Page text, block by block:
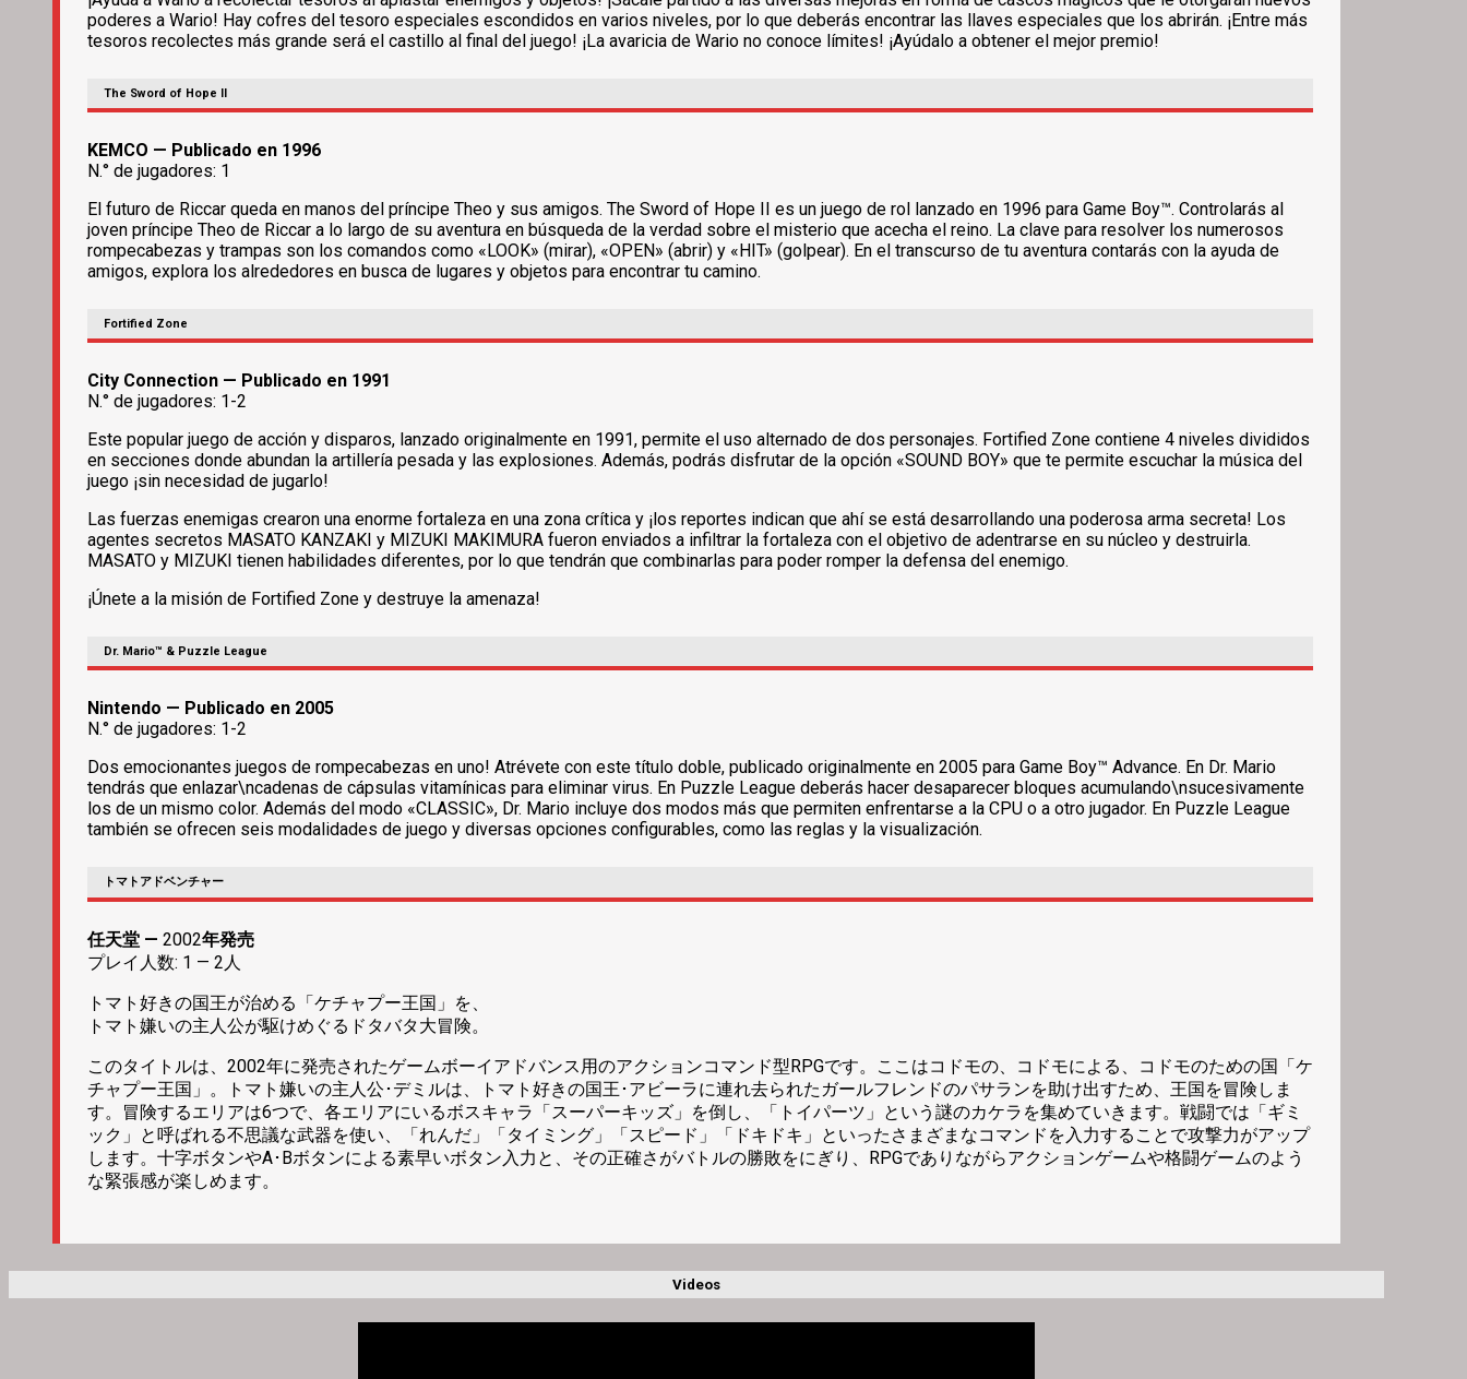
poderes a Wario! Hay cofres del tesoro especiales escondidos en varios niveles, por lo que deberás encontrar las llaves especiales que los abrirán. ¡Entre más
tesoros recolectes más grande será el castillo al final del juego! ¡La avaricia de Wario no conoce límites! ¡Ayúdalo a obtener el mejor premio!
The Sword of Hope II
KEMCO — Publicado en 1996
N.° de jugadores: 1
El futuro de Riccar queda en manos del príncipe Theo y sus amigos. The Sword of Hope II es un juego de rol lanzado en 1996 para Game Boy™. Controlarás al
joven príncipe Theo de Riccar a lo largo de su aventura en búsqueda de la verdad sobre el misterio que acecha el reino. La clave para resolver los numerosos
rompecabezas y trampas son los comandos como «LOOK» (mirar), «OPEN» (abrir) y «HIT» (golpear). En el transcurso de tu aventura contarás con la ayuda de
amigos, explora los alrededores en busca de lugares y objetos para encontrar tu camino.
Fortified Zone
City Connection — Publicado en 1991
N.° de jugadores: 1-2
Este popular juego de acción y disparos, lanzado originalmente en 1991, permite el uso alternado de dos personajes. Fortified Zone contiene 4 niveles divididos
en secciones donde abundan la artillería pesada y las explosiones. Además, podrás disfrutar de la opción «SOUND BOY» que te permite escuchar la música del
juego ¡sin necesidad de jugarlo!
Las fuerzas enemigas crearon una enorme fortaleza en una zona crítica y ¡los reportes indican que ahí se está desarrollando una poderosa arma secreta! Los
agentes secretos MASATO KANZAKI y MIZUKI MAKIMURA fueron enviados a infiltrar la fortaleza con el objetivo de adentrarse en su núcleo y destruirla.
MASATO y MIZUKI tienen habilidades diferentes, por lo que tendrán que combinarlas para poder romper la defensa del enemigo.
¡Únete a la misión de Fortified Zone y destruye la amenaza!
Dr. Mario™ & Puzzle League
Nintendo — Publicado en 2005
N.° de jugadores: 1-2
Dos emocionantes juegos de rompecabezas en uno! Atrévete con este título doble, publicado originalmente en 2005 para Game Boy™ Advance. En Dr. Mario
tendrás que enlazar\ncadenas de cápsulas vitamínicas para eliminar virus. En Puzzle League deberás hacer desaparecer bloques acumulando\nsucesivamente
los de un mismo color. Además del modo «CLASSIC», Dr. Mario incluye dos modos más que permiten enfrentarse a la CPU o a otro jugador. En Puzzle League
también se ofrecen seis modalidades de juego y diversas opciones configurables, como las reglas y la visualización.
トマトアドベンチャー
任天堂 — 2002年発売
プレイ人数: 1 — 2人
トマト好きの国王が治める「ケチャプー王国」を、
トマト嫌いの主人公が駆けめぐるドタバタ大冒険。
このタイトルは、2002年に発売されたゲームボーイアドバンス用のアクションコマンド型RPGです。ここはコドモの、コドモによる、コドモのための国「ケ
チャプー王国」。トマト嫌いの主人公･デミルは、トマト好きの国王･アビーラに連れ去られたガールフレンドのパサランを助け出すため、王国を冒険しま
す。冒険するエリアは6つで、各エリアにいるボスキャラ「スーパーキッズ」を倒し、「トイパーツ」という謎のカケラを集めていきます。戦闘では「ギミ
ック」と呼ばれる不思議な武器を使い、「れんだ」「タイミング」「スピード」「ドキドキ」といったさまざまなコマンドを入力することで攻撃力がアップ
します。十字ボタンやA･Bボタンによる素早いボタン入力と、その正確さがバトルの勝敗をにぎり、RPGでありながらアクションゲームや格闘ゲームのよう
な緊張感が楽しめます。
Videos